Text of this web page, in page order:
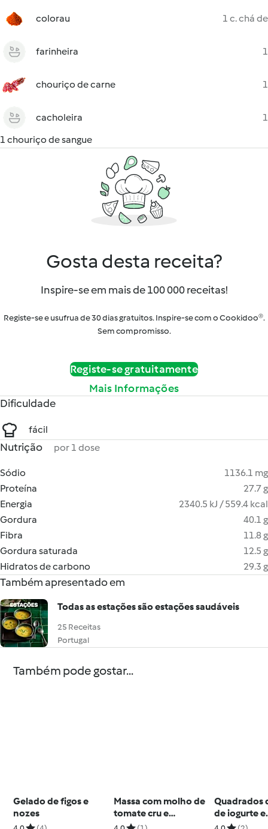
colorau 1 c. chá de
farinheira 1
chouriço de carne 1
cacholeira
1
1 chouriço de sangue
Gosta desta receita?
Inspire-se em mais de 100 000 receitas!
Registe-se e usufrua de 30 dias gratuitos. Inspire-se com o Cookidoo®.
Sem compromisso.
Registe-se gratuitamente
Mais Informações
Dificuldade
fácil
Nutrição por 1 dose
Sódio
1136.1 mg
Proteína
27.7 g
Energia
2340.5 kJ / 559.4 kcal
Gordura
40.1 g
Fibra
11.8 g
Gordura saturada
12.5 g
Hidratos de carbono
29.3 g
Também apresentado em
Todas as estações são estações saudáveis
25 Receitas
Portugal
Também pode gostar...
Gelado de figos e
nozes
Massa com molho de
tomate cru e
almôndegas de aveia
Quadrados
de iogurte e
morangos